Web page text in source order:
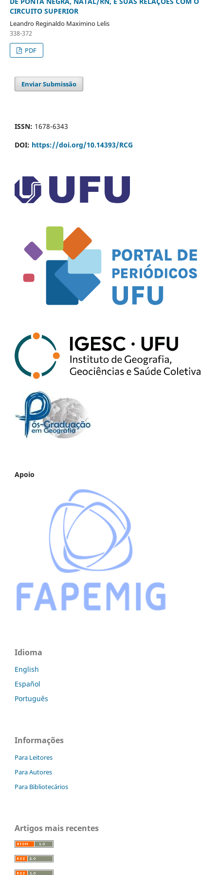
CIRCUITO SUPERIOR
Leandro Reginaldo Maximino Lelis
338-372
PDF
Enviar Submissão
ISSN: 1678-6343
DOI: https://doi.org/10.14393/RCG
Apoio
Idioma
English
Español
Português
Informações
Para Leitores
Para Autores
Para Bibliotecários
Artigos mais recentes